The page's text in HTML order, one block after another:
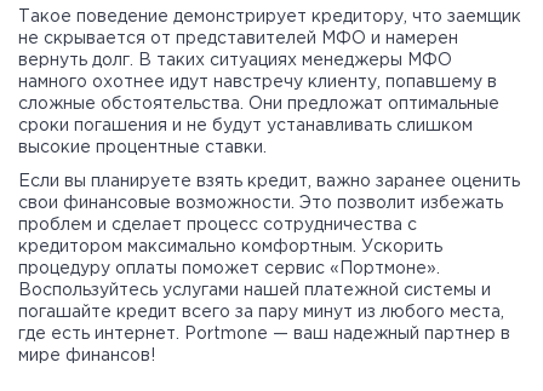
Такое поведение демонстрирует кредитору, что заемщик
не скрывается от представителей МФО и намерен
вернуть долг. В таких ситуациях менеджеры МФО
намного охотнее идут навстречу клиенту, попавшему в
сложные обстоятельства. Они предложат оптимальные
сроки погашения и не будут устанавливать слишком
высокие процентные ставки.
Если вы планируете взять кредит, важно заранее оценить
свои финансовые возможности. Это позволит избежать
проблем и сделает процесс сотрудничества с
кредитором максимально комфортным. Ускорить
процедуру оплаты поможет сервис «Портмоне».
Воспользуйтесь услугами нашей платежной системы и
погашайте кредит всего за пару минут из любого места,
где есть интернет. Portmone — ваш надежный партнер в
мире финансов!